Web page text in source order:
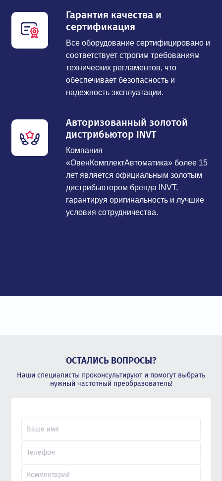
Гарантия качества и
сертификация
Все оборудование сертифицировано и
соответствует строгим требованиям
технических регламентов, что
обеспечивает безопасность и
надежность эксплуатации.
Авторизованный золотой
дистрибьютор INVT
Компания
«ОвенКомплектАвтоматика» более 15
лет является официальным золотым
дистрибьютором бренда INVT,
гарантируя оригинальность и лучшие
условия сотрудничества.
ОСТАЛИСЬ ВОПРОСЫ?
Наши специалисты проконсультируют и помогут выбрать
нужный частотный преобразователь!